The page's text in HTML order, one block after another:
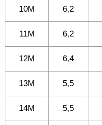
10M 6,2
11M 6,2
12M 6,4
13M 5,5
14M 5,5